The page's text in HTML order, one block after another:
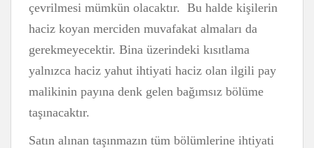
çevrilmesi mümkün olacaktır. Bu halde kişilerin
haciz koyan merciden muvafakat almaları da
gerekmeyecektir. Bina üzerindeki kısıtlama
yalnızca haciz yahut ihtiyati haciz olan ilgili pay
malikinin payına denk gelen bağımsız bölüme
taşınacaktır.
Satın alınan taşınmazın tüm bölümlerine ihtiyati